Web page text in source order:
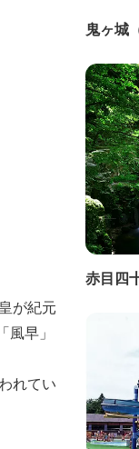
が紀元
早」
れてい
鬼ヶ城
赤目四